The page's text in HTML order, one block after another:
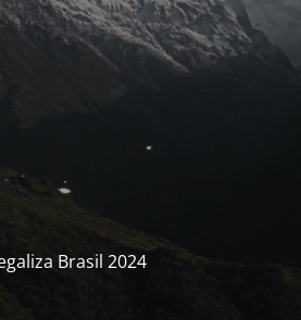
Brasil 2024